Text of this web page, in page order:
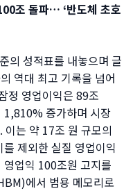
조 돌파… ‘반도체 초호
의 성적표를 내놓으며 글
역대 최고 기록을 넘어
정 영업이익은 89조
1,810% 증가하며 시장
는 약 17조 원 규모의
제외한 실질 영업이익
업익 100조원 고지를
에서 범용 메모리로